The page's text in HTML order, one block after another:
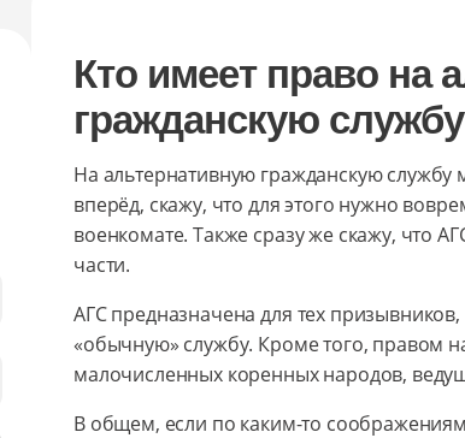
Кто имеет право на
гражданскую службу
На альтернативную гражданскую
вперёд, скажу, что для этого нужно
военкомате. Также сразу же скажу, что
части.
АГС предназначена для тех
«обычную» службу. Кроме того, правом
малочисленных коренных народов,
В общем, если по каким-то